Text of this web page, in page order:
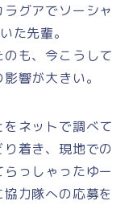
グアでソーシャ
た先輩。
も、今こうして
響が大きい。
ネットで調べて
着き、現地での
っしゃったゆー
力隊への応募を